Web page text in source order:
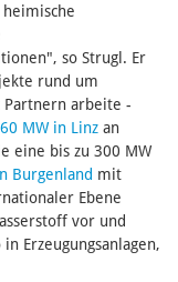
so Strugl. Er
rund um
Partnern arbeite -
MW in Linz an
eine bis zu 300 MW
Burgenland mit
Ebene
vor und
Erzeugungsanlagen,